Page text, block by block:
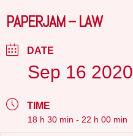
PAPERJAM – LAW
DATE
Sep 16 2020
TIME
18 h 30 min - 22 h 00 min